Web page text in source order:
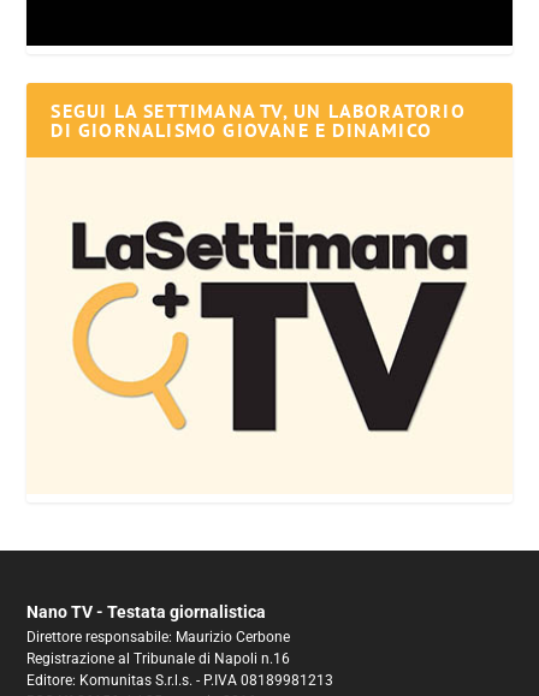
SEGUI LA SETTIMANA TV, UN LABORATORIO
DI GIORNALISMO GIOVANE E DINAMICO
Nano TV - Testata giornalistica
Direttore responsabile: Maurizio Cerbone
Registrazione al Tribunale di Napoli n.16
Editore: Komunitas S.r.l.s. - P.IVA 08189981213